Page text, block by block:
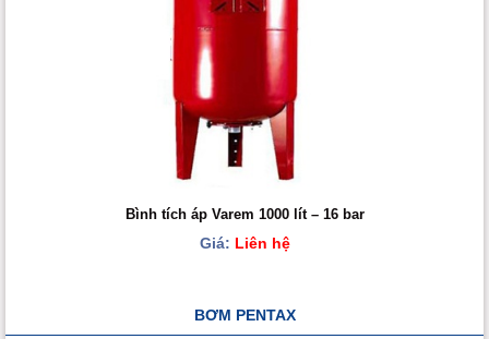
Bình tích áp Varem 1000 lít – 16 bar
Giá: Liên hệ
BƠM PENTAX